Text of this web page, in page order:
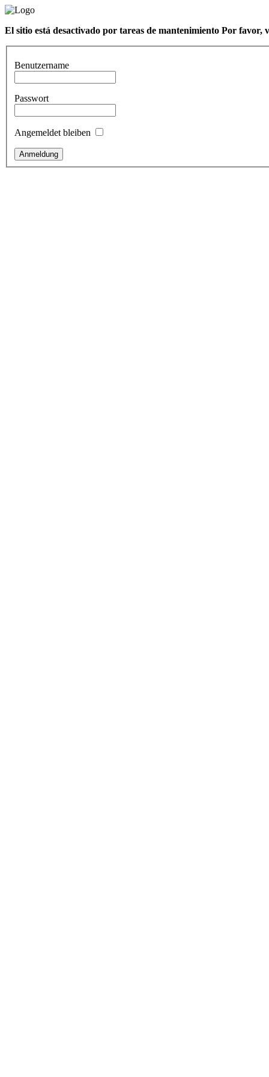
El sitio está desactivado por tareas de mantenimiento Por favor,
Benutzername
Passwort
Angemeldet bleiben